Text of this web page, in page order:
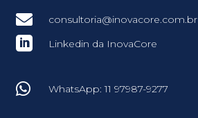
 consultoria@inovacore.com.br
 Linkedin da InovaCore
 WhatsApp: 11 97987-9277